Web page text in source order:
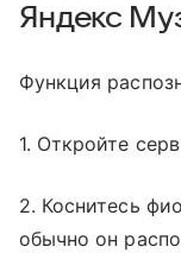
Яндекс
Функция
1. Откройте
2. Коснитесь
обычно он